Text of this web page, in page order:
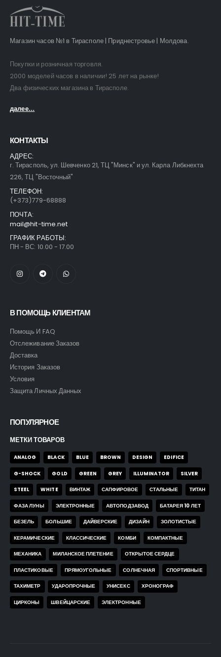
Магазин часов №1 в Тирасполе | Приднестровье | Молдова.
Покупки и розничная торговля.
2000 моделей часов в наличии! 25 лет на рынке!
Два физических магазина в Тирасполе.
далее...
КОНТАКТЫ
АДРЕС:
г. Тирасполь, ул. Шевченко 21, ТЦ "Минск" и ул. Карла Либкнехта
226, ТЦ "Восточный"
ТЕЛЕФОН:
(+373)779-68888
ПОЧТА:
mail@hit-time.net
ГРАФИК РАБОТЫ:
ПН - ВС: 10.00 - 17.00
В ПОМОЩЬ КЛИЕНТАМ
Помощь И FAQ
Отслеживание Заказов
Доставка
История Заказов
Условия
Защита Личных Данных
ПОПУЛЯРНОЕ
МЕТКИ ТОВАРОВ
ANALOG BLACK BLUE BROWN DESIGN EDIFICE
G-SHOCK GOLD GREEN GREY ILLUMINATOR SILVER
STEEL WHITE ВИНТАЖ САПФИРОВОЕ СТАЛЬНЫЕ ТИТАН
ФАЗА ЛУНЫ ЭЛЕКТРОННЫЕ АВТОПОДЗАВОД БАТАРЕЯ 10 ЛЕТ
БЕЗЕЛЬ БОЛЬШИЕ ДАЙВЕРСКИЕ ДИЗАЙН ЗОЛОТИСТЫЕ
КЕРАМИЧЕСКИЕ КЛАССИЧЕСКИЕ КОМБИ КОМПАКТНЫЕ
МЕХАНИКА МИЛАНСКОЕ ПЛЕТЕНИЕ ОТКРЫТОЕ СЕРДЦЕ
ПЛАСТИКОВЫЕ ПРЯМОУГОЛЬНЫЕ СОЛНЕЧНАЯ СПОРТИВНЫЕ
ТАХИМЕТР УДАРОПРОЧНЫЕ УНИСЕКС ХРОНОГРАФ
ЦИРКОНЫ ШВЕЙЦАРСКИЕ ЭЛЕКТРОННЫЕ